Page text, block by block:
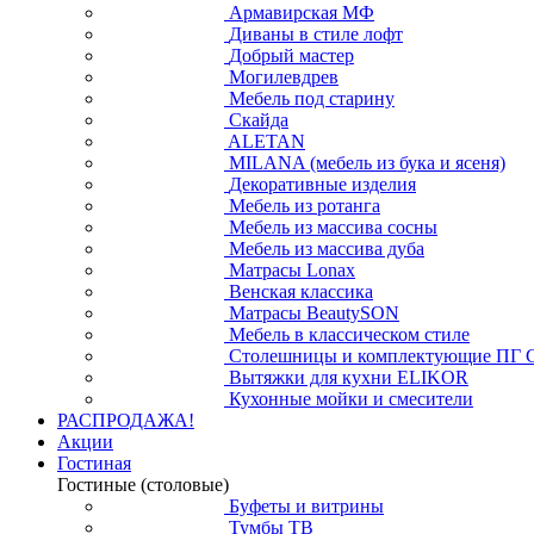
Армавирская МФ
Диваны в стиле лофт
Добрый мастер
Могилевдрев
Мебель под старину
Скайда
ALETAN
MILANA (мебель из бука и ясеня)
Декоративные изделия
Мебель из ротанга
Мебель из массива сосны
Мебель из массива дуба
Матрасы Lonax
Венская классика
Матрасы BeautySON
Мебель в классическом стиле
Столешницы и комплектующие ПГ
Вытяжки для кухни ELIKOR
Кухонные мойки и смесители
РАСПРОДАЖА!
Акции
Гостиная
Гостиные (столовые)
Буфеты и витрины
Тумбы ТВ